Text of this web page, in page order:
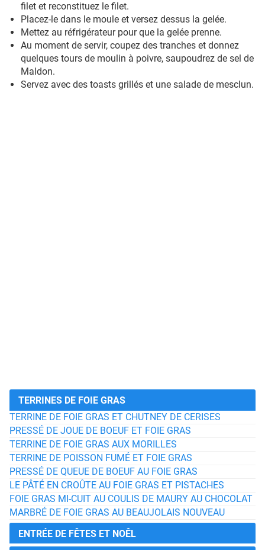
filet et reconstituez le filet.
Placez-le dans le moule et versez dessus la gelée.
Mettez au réfrigérateur pour que la gelée prenne.
Au moment de servir, coupez des tranches et donnez
quelques tours de moulin à poivre, saupoudrez de sel de
Maldon.
Servez avec des toasts grillés et une salade de mesclun.
TERRINES DE FOIE GRAS
TERRINE DE FOIE GRAS ET CHUTNEY DE CERISES
PRESSÉ DE JOUE DE BOEUF ET FOIE GRAS
TERRINE DE FOIE GRAS AUX MORILLES
TERRINE DE POISSON FUMÉ ET FOIE GRAS
PRESSÉ DE QUEUE DE BOEUF AU FOIE GRAS
LE PÂTÉ EN CROÛTE AU FOIE GRAS ET PISTACHES
FOIE GRAS MI-CUIT AU COULIS DE MAURY AU CHOCOLAT
MARBRÉ DE FOIE GRAS AU BEAUJOLAIS NOUVEAU
ENTRÉE DE FÊTES ET NOÊL